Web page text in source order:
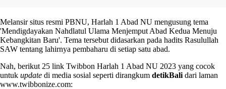
Melansir situs resmi PBNU, Harlah 1 Abad NU mengusung tema
'Mendigdayakan Nahdlatul Ulama Menjemput Abad Kedua Menuju
Kebangkitan Baru'. Tema tersebut didasarkan pada hadits Rasulullah
SAW tentang lahirnya pembaharu di setiap satu abad.
Nah, berikut 25 link Twibbon Harlah 1 Abad NU 2023 yang cocok
untuk update di media sosial seperti dirangkum detikBali dari laman
www.twibbonize.com: